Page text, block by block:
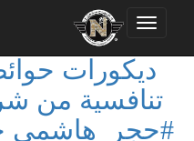
Toggle
navigation
ديكورات
تنافسية من
#حجر_هاشمي